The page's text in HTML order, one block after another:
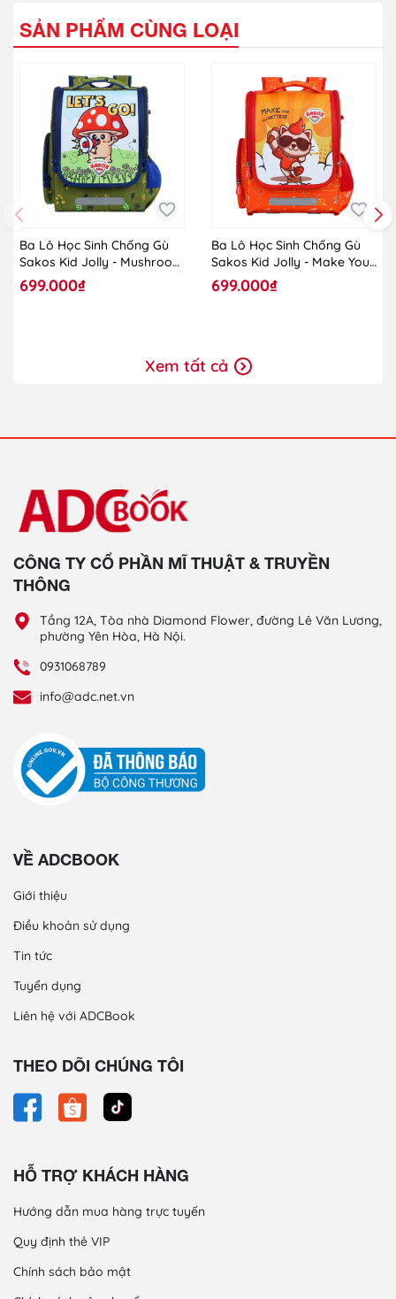
SẢN PHẨM CÙNG LOẠI
Ba Lô Học Sinh Chống Gù
Sakos Kid Jolly - Mushroom
Cute
699.000₫
Ba Lô Học Sinh Chống Gù
Sakos Kid Jolly - Make Your
Day Better
699.000₫
Xem tất cả
CÔNG TY CỔ PHẦN MĨ THUẬT & TRUYỀN
THÔNG
Tầng 12A, Tòa nhà Diamond Flower, đường Lê Văn Lương,
phường Yên Hòa, Hà Nội.
0931068789
info@adc.net.vn
VỀ ADCBOOK
Giới thiệu
Điều khoản sử dụng
Tin tức
Tuyển dụng
Liên hệ với ADCBook
THEO DÕI CHÚNG TÔI
HỖ TRỢ KHÁCH HÀNG
Hướng dẫn mua hàng trực tuyến
Quy định thẻ VIP
Chính sách bảo mật